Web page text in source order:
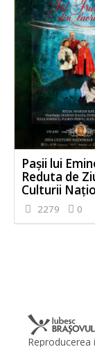
Pașii lui
Reduta de
Culturii
2279 0